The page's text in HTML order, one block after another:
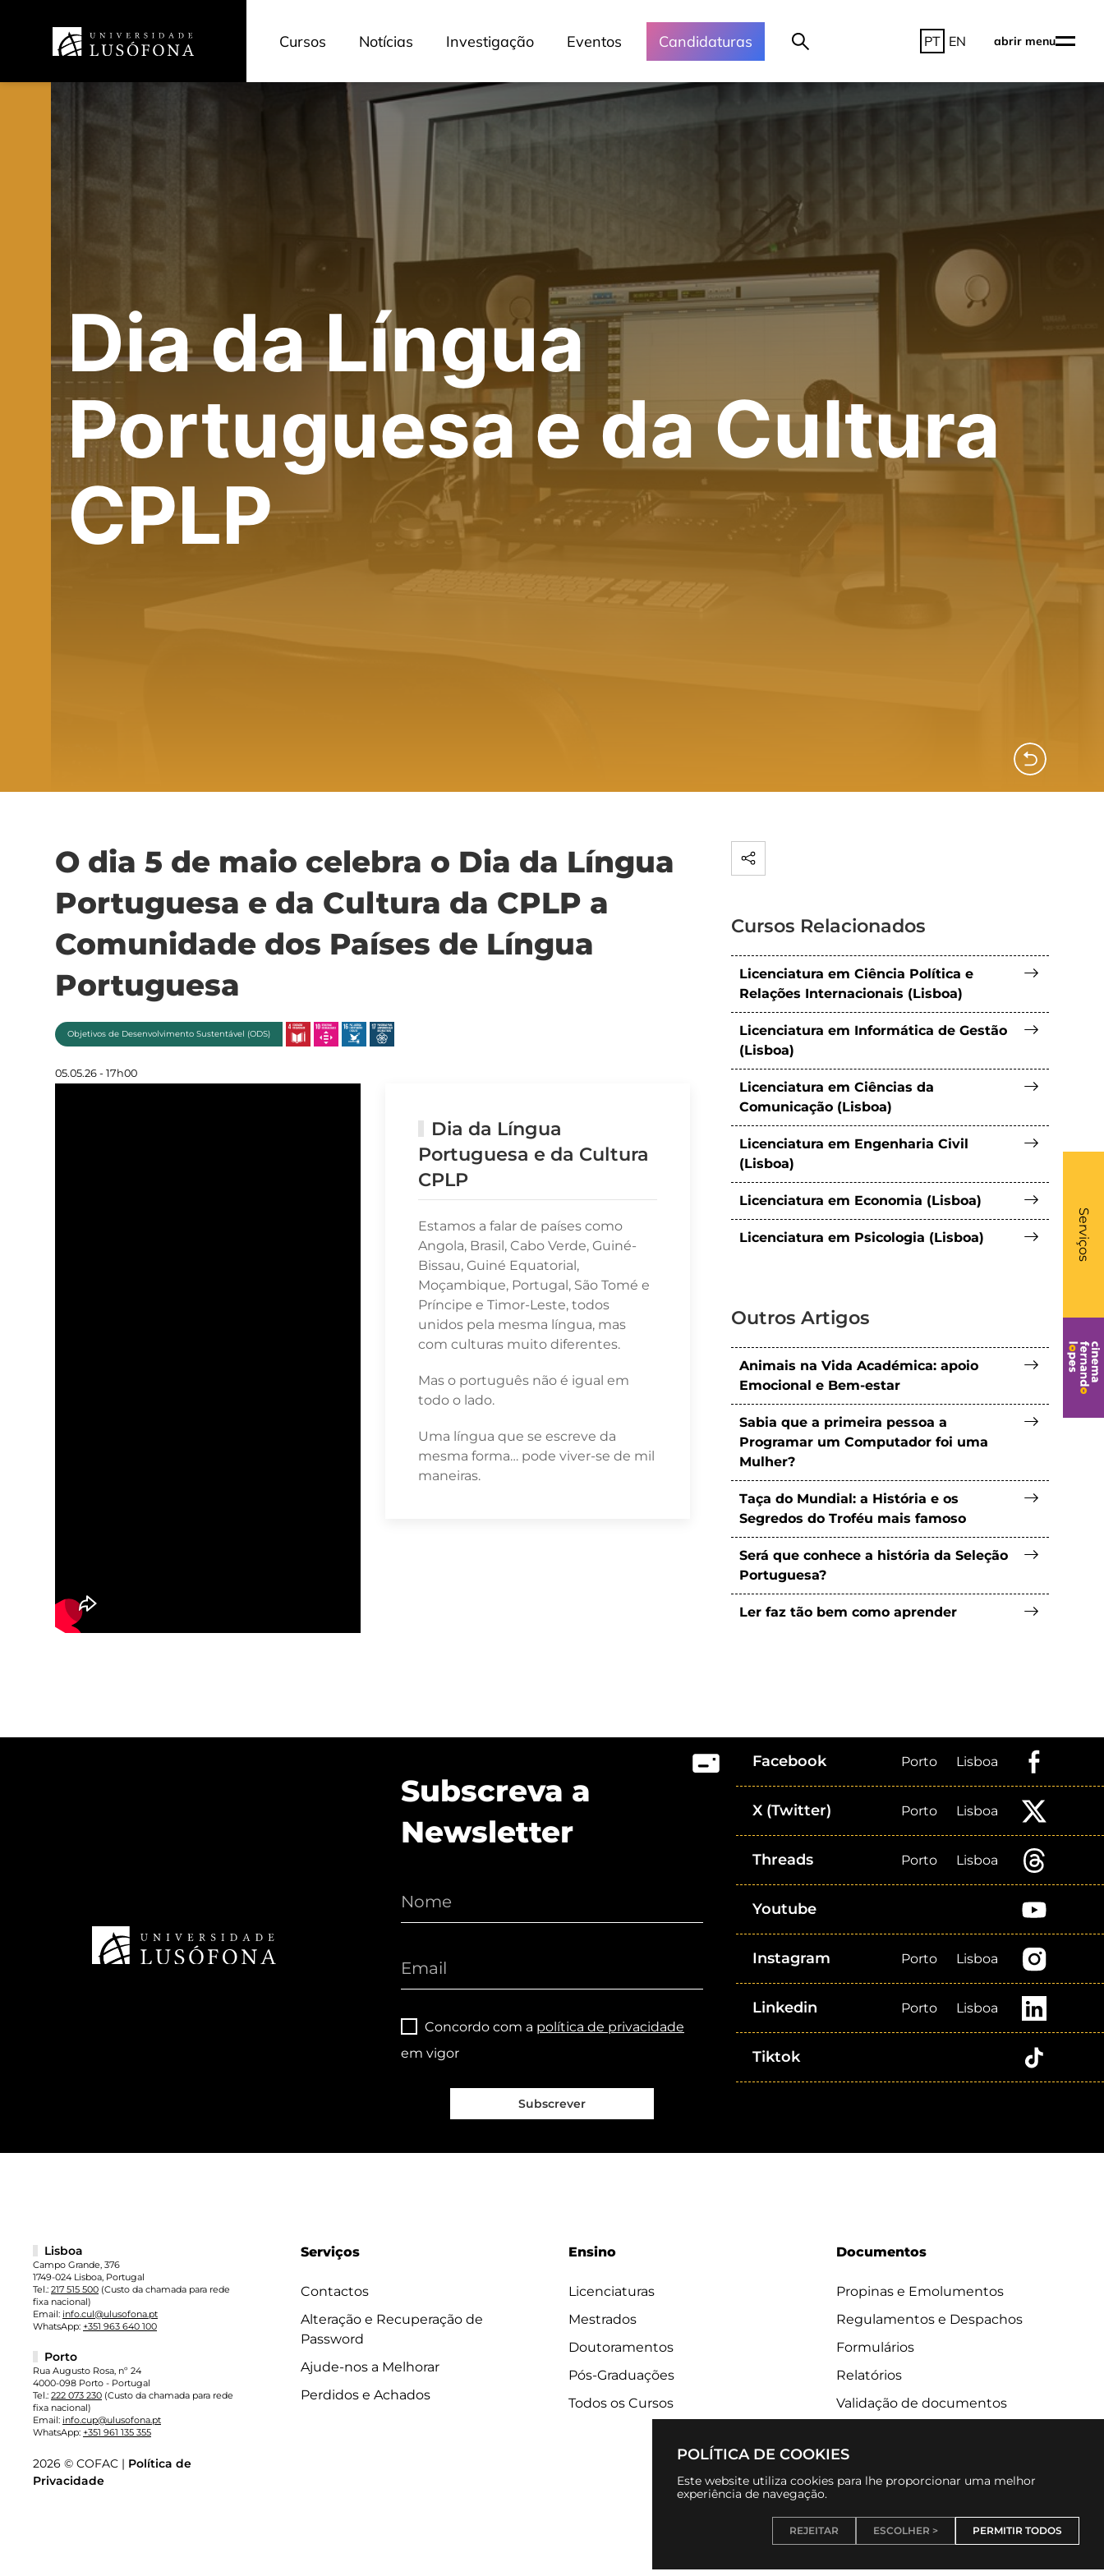
Cursos Notícias Investigação Eventos Candidaturas PT EN abrir menu
Serviços
-
Dia da Língua
Portuguesa e da Cultura
CPLP
O dia 5 de maio celebra o Dia da Língua
Portuguesa e da Cultura da CPLP a
Comunidade dos Países de Língua
Portuguesa
Objetivos de Desenvolvimento Sustentável (ODS)
05.05.26 - 17h00
Dia da Língua
Portuguesa e da Cultura
CPLP
Estamos a falar de países como
Angola, Brasil, Cabo Verde, Guiné-
Bissau, Guiné Equatorial,
Moçambique, Portugal, São Tomé e
Príncipe e Timor-Leste, todos
unidos pela mesma língua, mas
com culturas muito diferentes.
Mas o português não é igual em
todo o lado.
Uma língua que se escreve da
mesma forma… pode viver-se de mil
maneiras.
Cursos Relacionados
Licenciatura em Ciência Política e
Relações Internacionais (Lisboa)
Licenciatura em Informática de Gestão
(Lisboa)
Licenciatura em Ciências da
Comunicação (Lisboa)
Licenciatura em Engenharia Civil
(Lisboa)
Licenciatura em Economia (Lisboa)
Licenciatura em Psicologia (Lisboa)
Outros Artigos
Animais na Vida Académica: apoio
Emocional e Bem-estar
Sabia que a primeira pessoa a
Programar um Computador foi uma
Mulher?
Taça do Mundial: a História e os
Segredos do Troféu mais famoso
Será que conhece a história da Seleção
Portuguesa?
Ler faz tão bem como aprender
POLÍTICA DE COOKIES
Este website utiliza cookies para lhe proporcionar uma melhor
experiência de navegação.
REJEITAR ESCOLHER > PERMITIR TODOS
Subscreva a
Newsletter
Concordo com a política de privacidade
em vigor
Subscrever
Facebook Porto Lisboa
X (Twitter) Porto Lisboa
Threads Porto Lisboa
Youtube
Instagram Porto Lisboa
Linkedin Porto Lisboa
Tiktok
Serviços
Contactos
Alteração e Recuperação de
Password
Ajude-nos a Melhorar
Perdidos e Achados
Ensino
Licenciaturas
Mestrados
Doutoramentos
Pós-Graduações
Todos os Cursos
Documentos
Propinas e Emolumentos
Regulamentos e Despachos
Formulários
Relatórios
Validação de documentos
Lisboa
Campo Grande, 376
1749-024 Lisboa, Portugal
Tel.: 217 515 500 (Custo da chamada para rede
fixa nacional)
Email: info.cul@ulusofona.pt
WhatsApp: +351 963 640 100
Porto
Rua Augusto Rosa, nº 24
4000-098 Porto - Portugal
Tel.: 222 073 230 (Custo da chamada para rede
fixa nacional)
Email: info.cup@ulusofona.pt
WhatsApp: +351 961 135 355
2026 © COFAC | Política de
Privacidade